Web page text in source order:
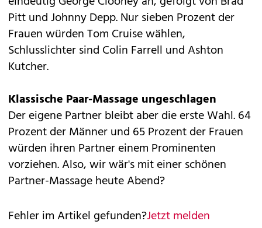
Pitt und Johnny Depp. Nur sieben Prozent der
Frauen würden Tom Cruise wählen,
Schlusslichter sind Colin Farrell und Ashton
Kutcher.
Klassische Paar-Massage ungeschlagen
Der eigene Partner bleibt aber die erste Wahl. 64
Prozent der Männer und 65 Prozent der Frauen
würden ihren Partner einem Prominenten
vorziehen. Also, wir wär's mit einer schönen
Partner-Massage heute Abend?
Fehler im Artikel gefunden?Jetzt melden